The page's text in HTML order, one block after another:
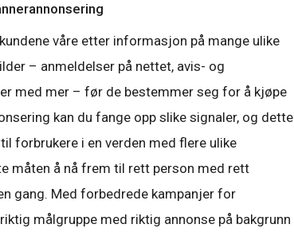
våre etter informasjon på mange ulike
– anmeldelser på nettet, avis- og
med mer – før de bestemmer seg for å kjøpe
kan du fange opp slike signaler, og dette
forbrukere i en verden med flere ulike
måten å nå frem til rett person med rett
gang. Med forbedrede kampanjer for
målgruppe med riktig annonse på bakgrunn